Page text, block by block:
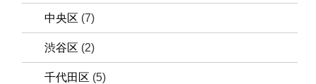
中央区 (7)
渋谷区 (2)
千代田区 (5)